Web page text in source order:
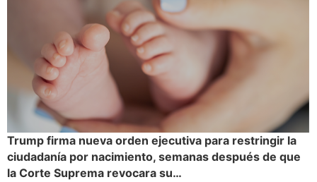
Trump firma nueva orden ejecutiva para restringir la
ciudadanía por nacimiento, semanas después de que
la Corte Suprema revocara su…